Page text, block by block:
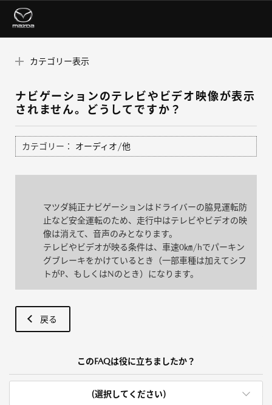
カテゴリー表示
ナビゲーションのテレビやビデオ映像が表示
されません。どうしてですか？
カテゴリー： オーディオ/他
マツダ純正ナビゲーションはドライバーの脇見運転防
止など安全運転のため、走行中はテレビやビデオの映
像は消えて、音声のみとなります。
テレビやビデオが映る条件は、車速0㎞/hでパーキン
グブレーキをかけているとき（一部車種は加えてシフ
トがP、もしくはNのとき）になります。
戻る
このFAQは役に立ちましたか？
(選択してください)